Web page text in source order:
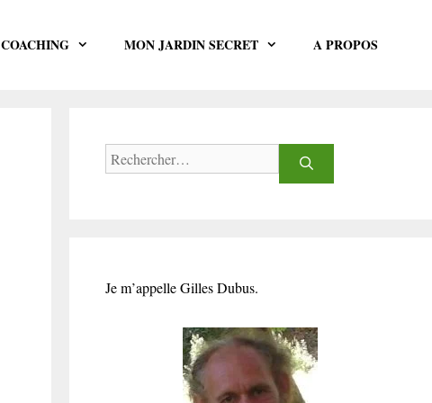
COACHING MON JARDIN SECRET A PROPOS
Rechercher :
Je m’appelle Gilles Dubus.